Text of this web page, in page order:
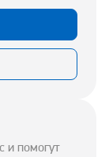
и помогут